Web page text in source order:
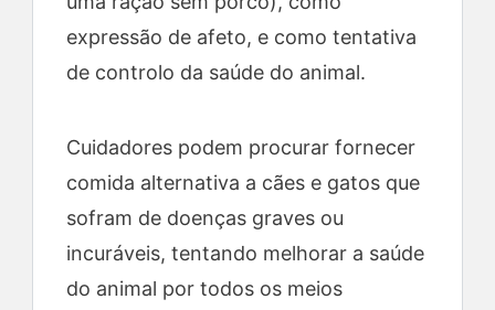
expressão de afeto, e como tentativa
de controlo da saúde do animal.
Cuidadores podem procurar fornecer
comida alternativa a cães e gatos que
sofram de doenças graves ou
incuráveis, tentando melhorar a saúde
do animal por todos os meios